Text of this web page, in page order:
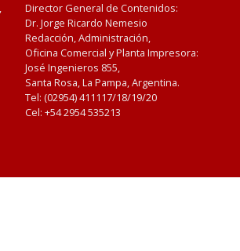
Director General de Contenidos:
Dr. Jorge Ricardo Nemesio
Redacción, Administración,
Oficina Comercial y Planta Impresora:
José Ingenieros 855,
Santa Rosa, La Pampa, Argentina.
Tel: (02954) 411117/18/19/20
Cel: +54 2954 535213